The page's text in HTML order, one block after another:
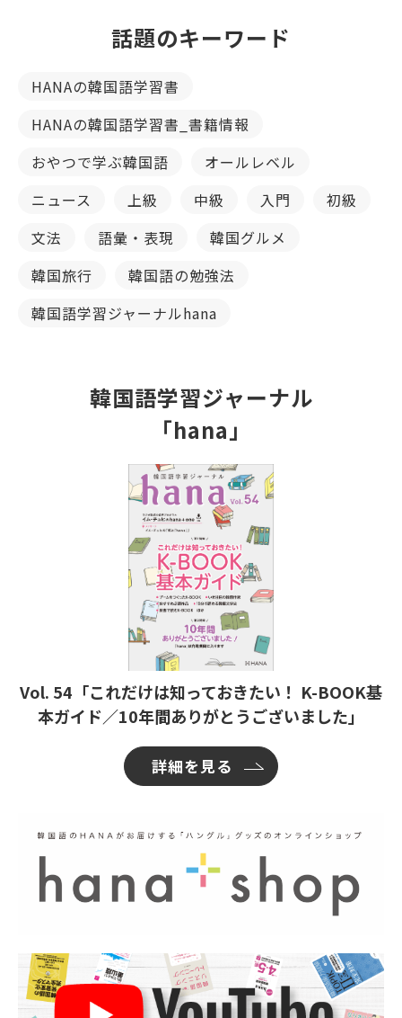
話題のキーワード
HANAの韓国語学習書
HANAの韓国語学習書_書籍情報
おやつで学ぶ韓国語
オールレベル
ニュース
上級 中級 入門
初級
文法
語彙・表現
韓国グルメ
韓国旅行
韓国語の勉強法
韓国語学習ジャーナルhana
韓国語学習ジャーナル
「hana」
Vol. 54「これだけは知っておきたい！ K-BOOK基
本ガイド／10年間ありがとうございました」
詳細を見る